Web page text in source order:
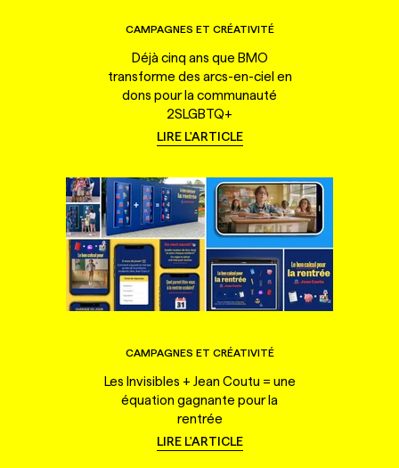
CAMPAGNES ET CRÉATIVITÉ
Déjà cinq ans que BMO
transforme des arcs-en-ciel en
dons pour la communauté
2SLGBTQ+
LIRE L'ARTICLE
CAMPAGNES ET CRÉATIVITÉ
Les Invisibles + Jean Coutu = une
équation gagnante pour la
rentrée
LIRE L'ARTICLE